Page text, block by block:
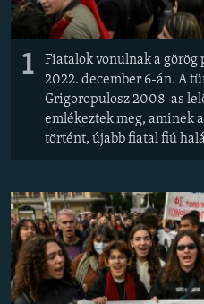
1
Fiatalok vonulnak a
2022. december 6-án. A
Grigoropulosz 2008-as
emlékeztek meg, aminek
történt, újabb fiatal fiú